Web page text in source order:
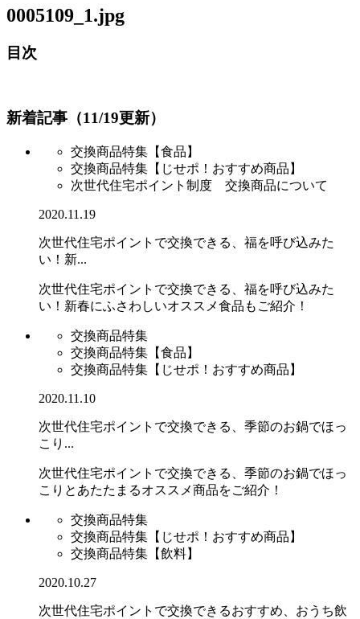
0005109_1.jpg
目次
新着記事（11/19更新）
交換商品特集【食品】
交換商品特集【じせポ！おすすめ商品】
次世代住宅ポイント制度 交換商品について
2020.11.19
次世代住宅ポイントで交換できる、福を呼び込みた
い！新...
次世代住宅ポイントで交換できる、福を呼び込みた
い！新春にふさわしいオススメ食品もご紹介！
交換商品特集
交換商品特集【食品】
交換商品特集【じせポ！おすすめ商品】
2020.11.10
次世代住宅ポイントで交換できる、季節のお鍋でほっ
こり...
次世代住宅ポイントで交換できる、季節のお鍋でほっ
こりとあたたまるオススメ商品をご紹介！
交換商品特集
交換商品特集【じせポ！おすすめ商品】
交換商品特集【飲料】
2020.10.27
次世代住宅ポイントで交換できるおすすめ、おうち飲